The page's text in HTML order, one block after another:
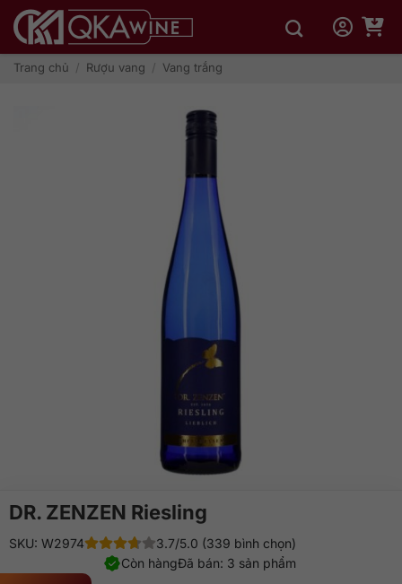
qua
dungTrang chủ / Rượu vang / Vang trắng
DR. ZENZEN Riesling
SKU: W2974
3.7/5.0 (339 bình chọn)
Đã bán: 3 sản phẩm
Còn hàng